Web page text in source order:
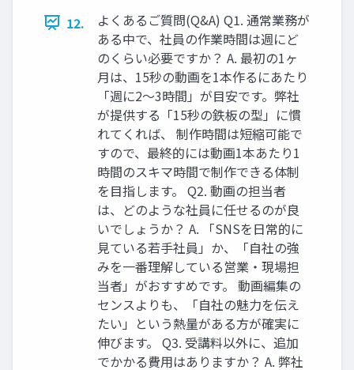
12.
よくあるご質問(Q&A) Q1. 通常業務が
ある中で、社員の作業時間は週にど
のくらい必要ですか？ A. 最初の1ヶ
月は、15秒の動画を1本作るにあたり
「週に2〜3時間」が目安です。弊社
が提供する「15秒の鉄板の型」に慣
れてくれば、 制作時間は短縮可能で
すので、最終的には動画1本あたり1
時間のスキマ時間で制作できる体制
を目指します。 Q2. 動画の担当者
は、どのような社員に任せるのが良
いでしょうか？ A. 「SNSを日常的に
見ている若手社員」か、「自社の強
みを一番理解している営業・現場担
当者」がおすすめです。 動画編集の
センスよりも、「自社の魅力を伝え
たい」という熱量がある方が確実に
伸びます。 Q3. 受講料以外に、追加
でかかる費用はありますか？ A. 弊社